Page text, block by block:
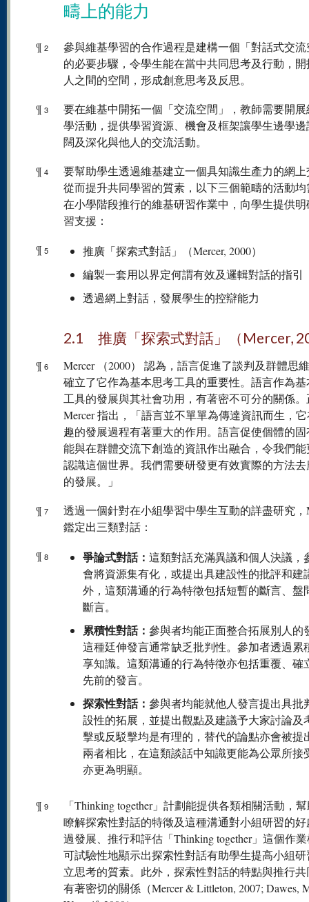
疇上的能力
¶ 2
參與維基學習的合作過程是建構一個「對話式交
的必要步驟，令學生能在當中共同思考及行動，
人之間的空間，形成創意思考及反思。
¶ 3
要在維基中開拓一個「交流空間」，教師需要開
學活動，提供學習資源、機會及框架讓學生邊學
闊及深化與他人的交流活動。
¶ 4
要幫助學生透過維基建立一個具知識生產力的網
從而提升共同學習的質素，以下三個範疇的活動
在小學階段推行的維基研習作業中，向學生提供
習支援：
¶ 5
推廣「探索式對話」（Mercer, 2000）
編製一套用以界定何謂有效及邏輯對話的指引
透過網上對話，發展學生的控辯能力
2.1 推廣「探索式對話」（Mercer,
¶ 6
Mercer （2000） 認為，語言促進了談判及群體思
確立了它作為基本思考工具的重要性。語言作為
工具的發展與其社會功用，有著密不可分的關係。
Mercer 指出，「語言並不單單為傳達資訊而生，
趣的發展過程有著重大的作用。語言促使個體的
能與在群體交流下創造的資訊作出融合，令我們
認識這個世界。我們需要研發更有效實際的方法
的發展。」
¶ 7
透過一個針對在小組學習中學生互動的詳盡研究，
鑑定出三類對話：
¶ 8 爭論式對話： 這類對話充滿異議和個人決議，
會將資源集有化，或提出具建設性的批評和建
外，這類溝通的行為特徵包括短暫的斷言、盤
斷言。
累積性對話： 參與者均能正面整合拓展別人的
這種廷伸發言通常缺乏批判性。參加者透過累
享知識。這類溝通的行為特徵亦包括重覆、確
先前的發言。
探索性對話： 參與者均能就他人發言提出具批
設性的拓展，並提出觀點及建議予大家討論及
擊或反駁擊均是有理的，替代的論點亦會被提
兩者相比，在這類談話中知識更能為公眾所接
亦更為明顯。
¶ 9
「Thinking together」計劃能提供各類相關活動，
瞭解探索性對話的特徵及這種溝通對小組研習的
過發展、推行和評估「Thinking together」這個作
可試驗性地顯示出探索性對話有助學生提高小組
立思考的質素。此外，探索性對話的特點與推行
有著密切的關係（Mercer & Littleton, 2007; Dawes,